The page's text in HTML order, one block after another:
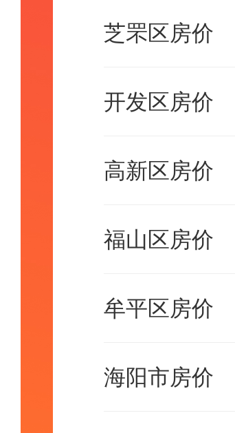
芝罘区房价
开发区房价
高新区房价
福山区房价
牟平区房价
海阳市房价